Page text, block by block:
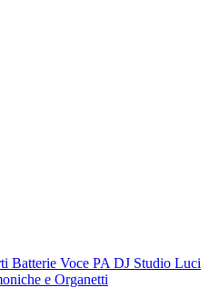
Batterie Voce PA DJ Studio Luci
e Organetti